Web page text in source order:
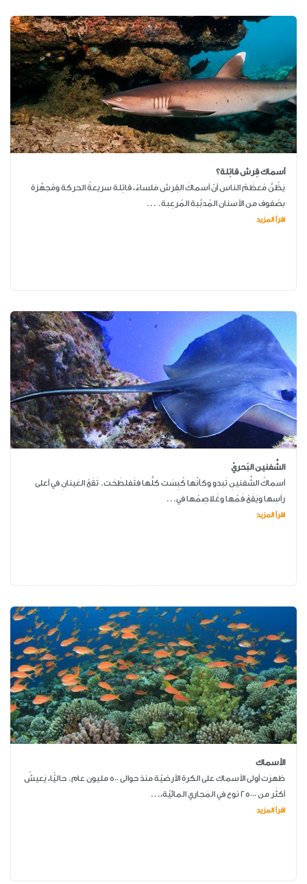
أسماك قِرش قاتِلة؟
يَظُنُّ مُعظَمُ الناس أنّ أسماكَ القِرش مَلساءُ، قاتِلة سريعةُ الحركة ومُجهَّزة
بصُفوف من الأسنان المُدبَّبة المُرعِبة. ...
اقرأ المزيد
الشِّفنين البَحريّ
أسماكُ الشِّفنينِ تَبدو وكأنّها كُبِسَت كلُّها فتَفلطَحَت. تَقَعُ العَينانِ في أعلى
رأسِها ويَقَعُ فَمُها وغَلاصِمُها في...
اقرأ المزيد
الأسماك
ظهرَت أولى الأسماك على الكرةِ الأرضيّة منذ حوالى 500 مليون عام. حاليًّا، يَعيشُ
أكثَر من 25000 نوع في المَجاري المائيّة،...
اقرأ المزيد